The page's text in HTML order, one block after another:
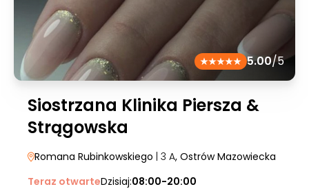
5.00/5
Siostrzana Klinika Piersza &
Strągowska
Romana Rubinkowskiego | 3 A, Ostrów Mazowiecka
Teraz otwarteDzisiaj:08:00-20:00